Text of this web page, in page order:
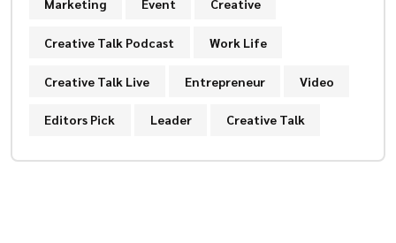
Marketing Event Creative
Creative Talk Podcast Work Life
Creative Talk Live Entrepreneur Video
Editors Pick Leader Creative Talk